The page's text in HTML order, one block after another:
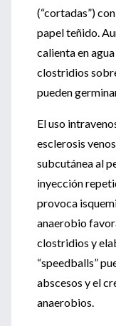
(“cortadas”)
papel teñido.
calienta en
clostridios
pueden
El uso
esclerosis
subcutánea al
inyección
provoca
anaerobio
clostridios y
“speedballs”
abscesos y el
anaerobios.